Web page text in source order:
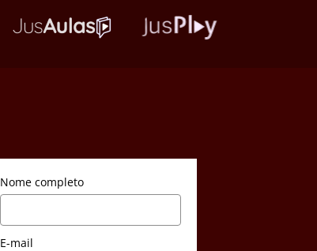
Nome completo
E-mail